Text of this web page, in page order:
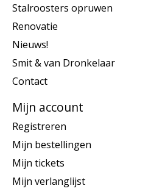
Stalroosters opruwen
Renovatie
Nieuws!
Smit & van Dronkelaar
Contact
Mijn account
Registreren
Mijn bestellingen
Mijn tickets
Mijn verlanglijst